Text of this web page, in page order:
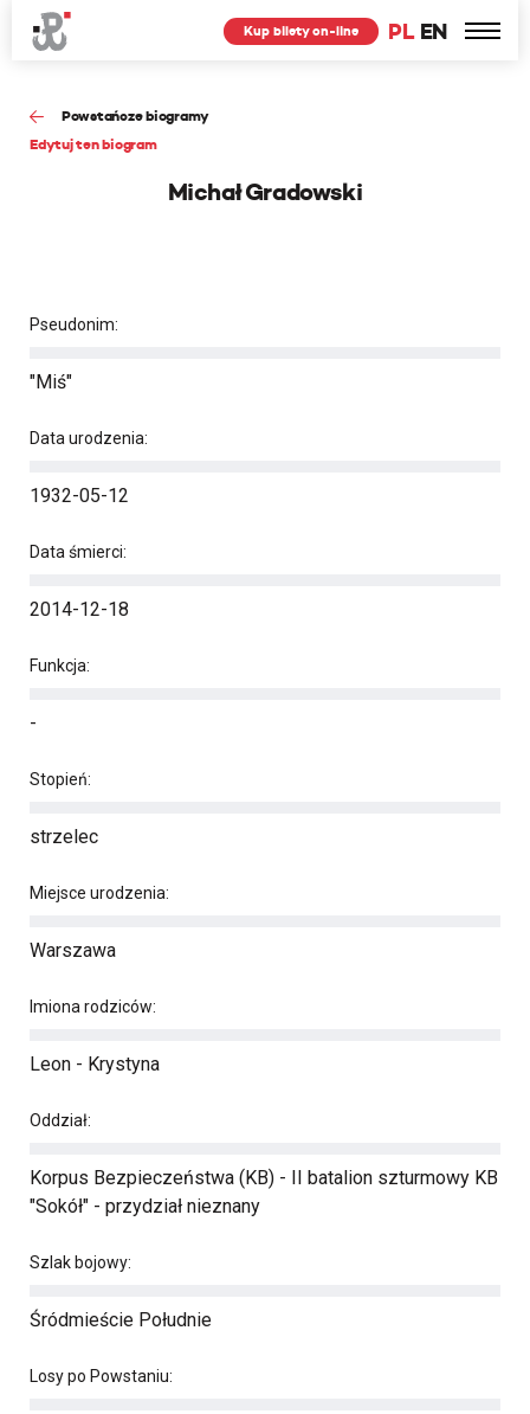
PL EN
Kup bilety on-line
Powstańcze biogramy
Edytuj ten biogram
Michał Gradowski
Pseudonim:
"Miś"
Data urodzenia:
1932-05-12
Data śmierci:
2014-12-18
Funkcja:
-
Stopień:
strzelec
Miejsce urodzenia:
Warszawa
Imiona rodziców:
Leon - Krystyna
Oddział:
Korpus Bezpieczeństwa (KB) - II batalion szturmowy KB
"Sokół" - przydział nieznany
Szlak bojowy:
Śródmieście Południe
Losy po Powstaniu: